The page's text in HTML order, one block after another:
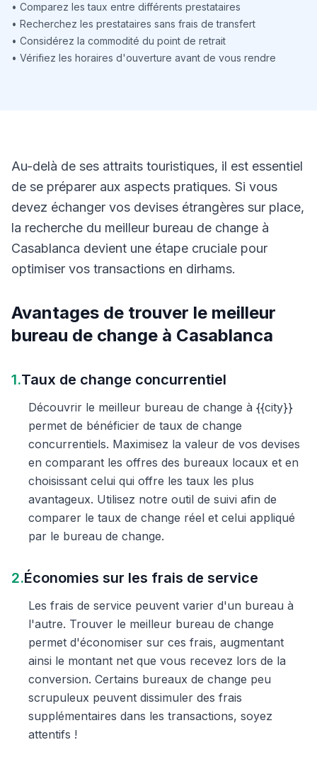
• Comparez les taux entre différents prestataires
• Recherchez les prestataires sans frais de transfert
• Considérez la commodité du point de retrait
• Vérifiez les horaires d'ouverture avant de vous rendre
Au-delà de ses attraits touristiques, il est essentiel
de se préparer aux aspects pratiques. Si vous
devez échanger vos devises étrangères sur place,
la recherche du meilleur bureau de change à
Casablanca devient une étape cruciale pour
optimiser vos transactions en dirhams.
Avantages de trouver le meilleur
bureau de change à Casablanca
1.Taux de change concurrentiel
Découvrir le meilleur bureau de change à {{city}}
permet de bénéficier de taux de change
concurrentiels. Maximisez la valeur de vos devises
en comparant les offres des bureaux locaux et en
choisissant celui qui offre les taux les plus
avantageux. Utilisez notre outil de suivi afin de
comparer le taux de change réel et celui appliqué
par le bureau de change.
2.Économies sur les frais de service
Les frais de service peuvent varier d'un bureau à
l'autre. Trouver le meilleur bureau de change
permet d'économiser sur ces frais, augmentant
ainsi le montant net que vous recevez lors de la
conversion. Certains bureaux de change peu
scrupuleux peuvent dissimuler des frais
supplémentaires dans les transactions, soyez
attentifs !